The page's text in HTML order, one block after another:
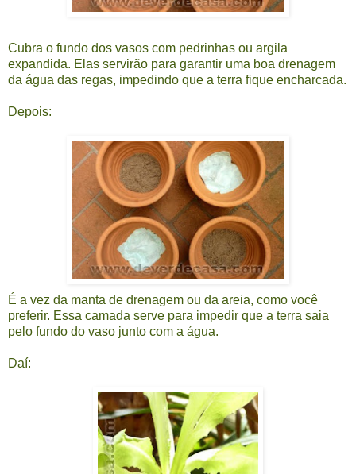
Cubra o fundo dos vasos com pedrinhas ou argila
expandida. Elas servirão para garantir uma boa drenagem
da água das regas, impedindo que a terra fique encharcada.
Depois:
É a vez da manta de drenagem ou da areia, como você
preferir. Essa camada serve para impedir que a terra saia
pelo fundo do vaso junto com a água.
Daí: